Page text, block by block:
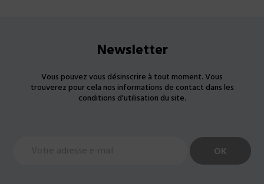
Newsletter
Vous pouvez vous désinscrire à tout moment. Vous
trouverez pour cela nos informations de contact dans les
conditions d'utilisation du site.